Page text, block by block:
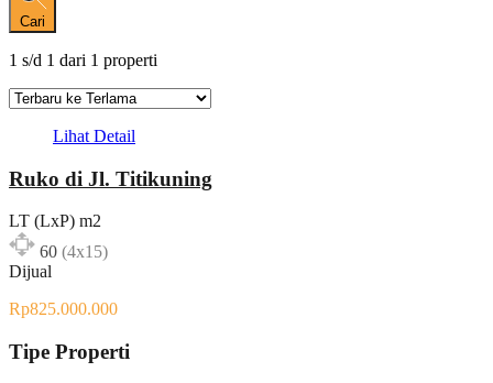
Cari
1 s/d 1 dari 1 properti
Lihat Detail
Ruko di Jl. Titikuning
LT (LxP) m2
60 (4x15)
Dijual
Rp825.000.000
Tipe Properti